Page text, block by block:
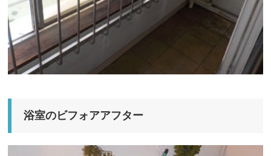
浴室のビフォアアフター